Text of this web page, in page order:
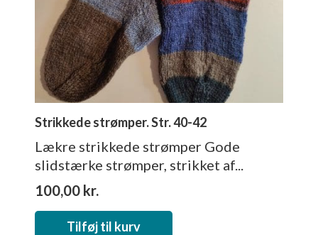
Strikkede strømper. Str. 40-42
Lækre strikkede strømper Gode
slidstærke strømper, strikket af...
100,00 kr.
Tilføj til kurv